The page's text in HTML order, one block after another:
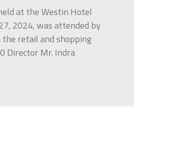
at the Westin Hotel
2024, was attended by
retail and shopping
Director Mr. Indra